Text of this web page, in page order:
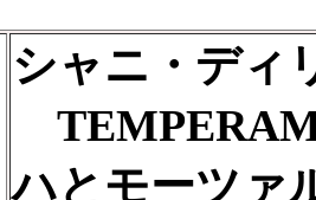
シャニ・ディ
ハとモーツァ